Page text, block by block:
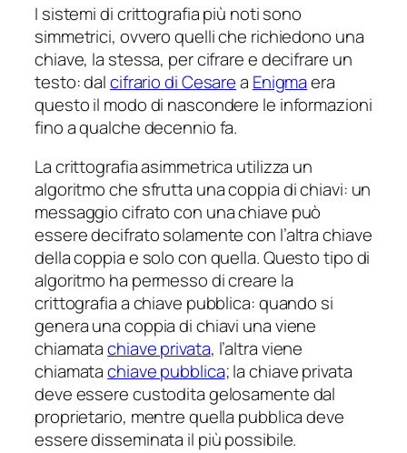
I sistemi di crittografia più noti sono
simmetrici, ovvero quelli che richiedono una
chiave, la stessa, per cifrare e decifrare un
testo: dalcifrario di Cesarea Enigmaera
questo il modo di nascondere le informazioni
fino a qualche decennio fa.
La crittografia asimmetrica utilizza un
algoritmo che sfrutta una coppia di chiavi: un
messaggio cifrato con una chiave può
essere decifrato solamente con l’altra chiave
della coppia e solo con quella. Questo tipo di
algoritmo ha permesso di creare la
crittografia a chiave pubblica: quando si
genera una coppia di chiavi una viene
chiamatachiave privata, l’altra viene
chiamatachiave pubblica; la chiave privata
deve essere custodita gelosamente dal
proprietario, mentre quella pubblica deve
essere disseminata il più possibile.